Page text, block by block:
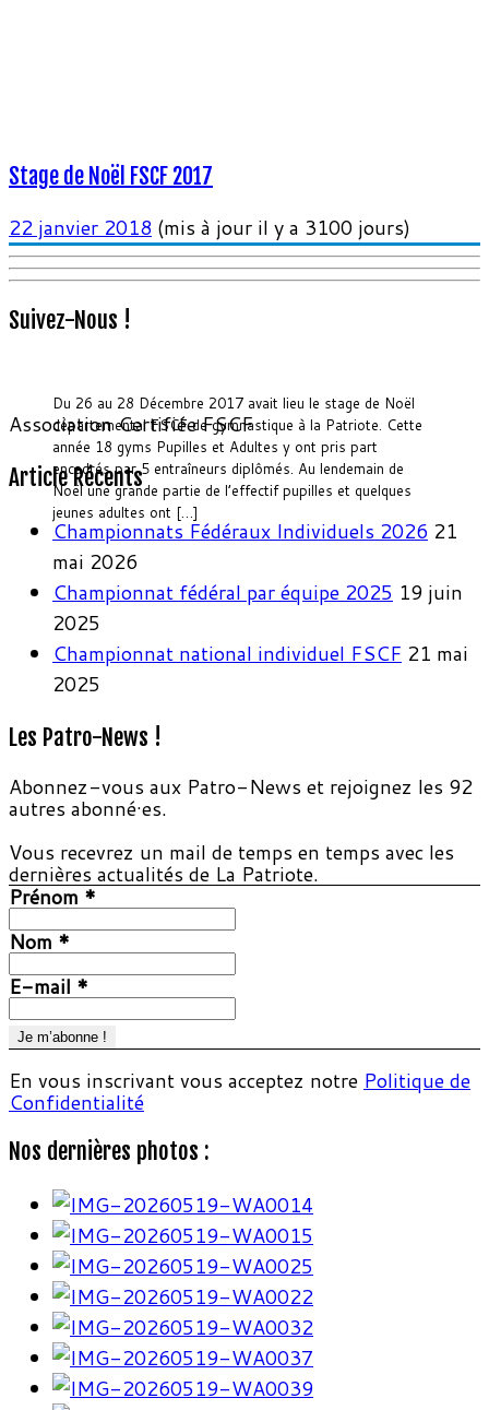
Du 26 au 28 Décembre 2017 avait lieu le stage de Noël
départemental FSCF de gymnastique à la Patriote. Cette
année 18 gyms Pupilles et Adultes y ont pris part
encadrés par 5 entraîneurs diplômés. Au lendemain de
Noël une grande partie de l’effectif pupilles et quelques
jeunes adultes ont […]
Stage de Noël FSCF 2017
22 janvier 2018 (mis à jour il y a 3100 jours)
Suivez-Nous !
Association Certifiée FSCF
Article Récents
Championnats Fédéraux Individuels 2026 21
mai 2026
Championnat fédéral par équipe 2025 19 juin
2025
Championnat national individuel FSCF 21 mai
2025
Les Patro-News !
Abonnez-vous aux Patro-News et rejoignez les 92
autres abonné·es.
Vous recevrez un mail de temps en temps avec les
dernières actualités de La Patriote.
Prénom *
Nom *
E-mail *
En vous inscrivant vous acceptez notre Politique de
Confidentialité
Nos dernières photos :